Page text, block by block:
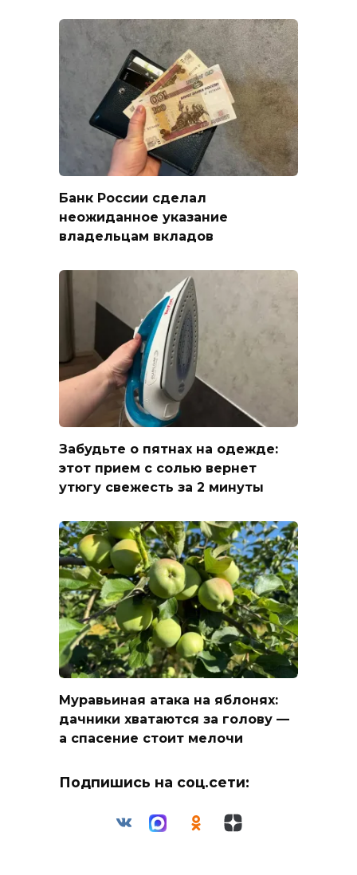
Банк России сделал
неожиданное указание
владельцам вкладов
Забудьте о пятнах на одежде:
этот прием с солью вернет
утюгу свежесть за 2 минуты
Муравьиная атака на яблонях:
дачники хватаются за голову —
а спасение стоит мелочи
Подпишись на соц.сети: